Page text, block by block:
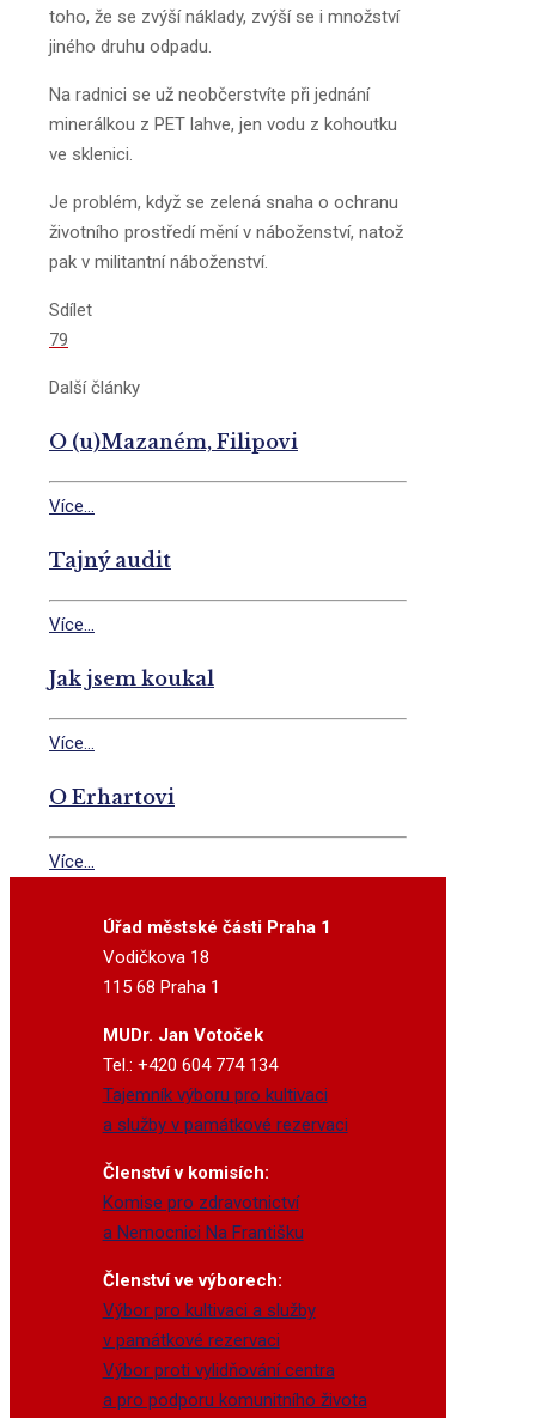
toho, že se zvýší náklady, zvýší se i množství
jiného druhu odpadu.
Na radnici se už neobčerstvíte při jednání
minerálkou z PET lahve, jen vodu z kohoutku
ve sklenici.
Je problém, když se zelená snaha o ochranu
životního prostředí mění v náboženství, natož
pak v militantní náboženství.
Sdílet
79
Další články
O (u)Mazaném, Filipovi
Více...
Tajný audit
Více...
Jak jsem koukal
Více...
O Erhartovi
Více...
Úřad městské části Praha 1
Vodičkova 18
115 68 Praha 1
MUDr. Jan Votoček
Tel.: +420 604 774 134
Tajemník výboru pro kultivaci
a služby v památkové rezervaci
Členství v komisích:
Komise pro zdravotnictví
a Nemocnici Na Františku
Členství ve výborech:
Výbor pro kultivaci a služby
v památkové rezervaci
Výbor proti vylidňování centra
a pro podporu komunitního života